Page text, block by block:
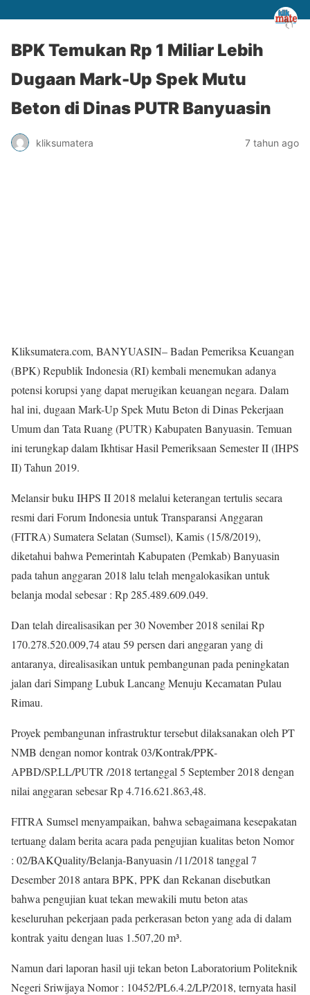
BPK Temukan Rp 1 Miliar Lebih
Dugaan Mark-Up Spek Mutu
Beton di Dinas PUTR Banyuasin
kliksumatera 7 tahun ago
Kliksumatera.com, BANYUASIN– Badan Pemeriksa Keuangan
(BPK) Republik Indonesia (RI) kembali menemukan adanya
potensi korupsi yang dapat merugikan keuangan negara. Dalam
hal ini, dugaan Mark-Up Spek Mutu Beton di Dinas Pekerjaan
Umum dan Tata Ruang (PUTR) Kabupaten Banyuasin. Temuan
ini terungkap dalam Ikhtisar Hasil Pemeriksaan Semester II (IHPS
II) Tahun 2019.
Melansir buku IHPS II 2018 melalui keterangan tertulis secara
resmi dari Forum Indonesia untuk Transparansi Anggaran
(FITRA) Sumatera Selatan (Sumsel), Kamis (15/8/2019),
diketahui bahwa Pemerintah Kabupaten (Pemkab) Banyuasin
pada tahun anggaran 2018 lalu telah mengalokasikan untuk
belanja modal sebesar : Rp 285.489.609.049.
Dan telah direalisasikan per 30 November 2018 senilai Rp
170.278.520.009,74 atau 59 persen dari anggaran yang di
antaranya, direalisasikan untuk pembangunan pada peningkatan
jalan dari Simpang Lubuk Lancang Menuju Kecamatan Pulau
Rimau.
Proyek pembangunan infrastruktur tersebut dilaksanakan oleh PT
NMB dengan nomor kontrak 03/Kontrak/PPK-
APBD/SP.LL/PUTR /2018 tertanggal 5 September 2018 dengan
nilai anggaran sebesar Rp 4.716.621.863,48.
FITRA Sumsel menyampaikan, bahwa sebagaimana kesepakatan
tertuang dalam berita acara pada pengujian kualitas beton Nomor
: 02/BAKQuality/Belanja-Banyuasin /11/2018 tanggal 7
Desember 2018 antara BPK, PPK dan Rekanan disebutkan
bahwa pengujian kuat tekan mewakili mutu beton atas
keseluruhan pekerjaan pada perkerasan beton yang ada di dalam
kontrak yaitu dengan luas 1.507,20 m³.
Namun dari laporan hasil uji tekan beton Laboratorium Politeknik
Negeri Sriwijaya Nomor : 10452/PL6.4.2/LP/2018, ternyata hasil